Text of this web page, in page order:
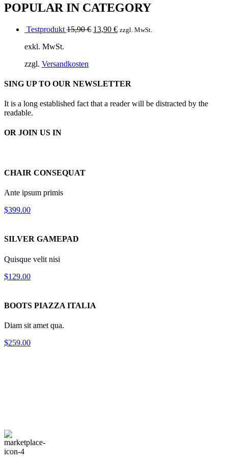
POPULAR IN CATEGORY
Testprodukt 15,90€ Ursprünglicher
13,90 €Aktueller
zzgl. MwSt.
exkl. MwSt.
zzgl. Versandkosten
SING UP TO OUR NEWSLETTER
It is a long established fact that a reader will be distracted by the
readable.
OR JOIN US IN
CHAIR CONSEQUAT
Ante ipsum primis
$399.00
SILVER GAMEPAD
Quisque velit nisi
$129.00
BOOTS PIAZZA ITALIA
Diam sit amet qua.
$259.00